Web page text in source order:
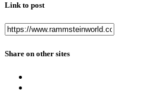
Link to post
Share on other sites